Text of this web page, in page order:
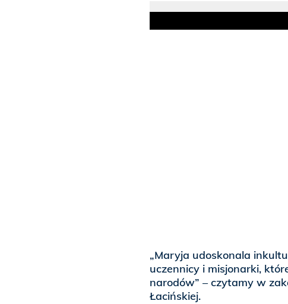
„Maryja udoskonala
uczennicy i misjonarki,
narodów” – czytamy w
Łacińskiej.